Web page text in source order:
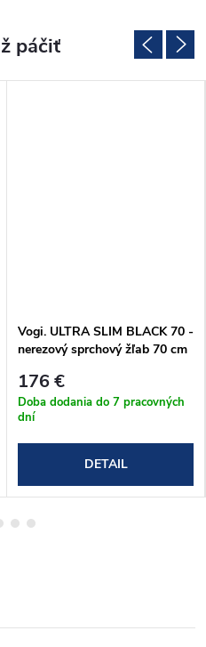
Vogi. ULTRA SLIM BLACK 70 -
nerezový sprchový žľab 70 cm
176 €
Doba dodania do 7 pracovných
dní
DETAIL